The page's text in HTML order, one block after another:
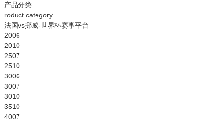
法国vs挪威
行业资讯
常见问题
联系方式
客户留言
人才招聘
English
产品分类
roduct category
法国vs挪威-世界杯赛事平台
2006
2010
2507
2510
3006
3007
3010
3510
4007